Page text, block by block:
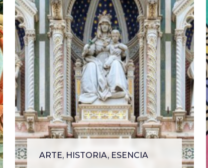
ARTE, HISTORIA, ESENCIA